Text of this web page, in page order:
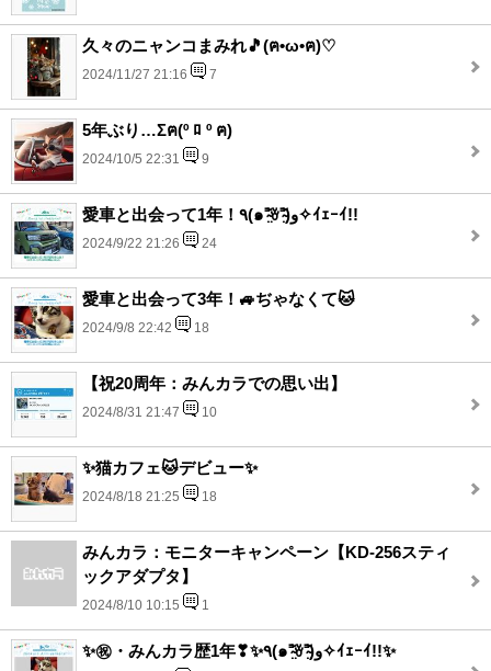
久々のニャンコまみれ🎵(ฅ•ω•ฅ)♡
2024/11/27 21:16 7
5年ぶり…Σฅ(º ﾛ º ฅ)
2024/10/5 22:31 9
愛車と出会って1年！٩(๑⁼̴̤̆ꈊ⁼̴̤̆)و✧ｲｪｰｲ!!
2024/9/22 21:26 24
愛車と出会って3年！🚙ぢゃなくて🐱
2024/9/8 22:42 18
【祝20周年：みんカラでの思い出】
2024/8/31 21:47 10
✨猫カフェ🐱デビュー✨
2024/8/18 21:25 18
みんカラ：モニターキャンペーン【KD-256スティ
ックアダプタ】
2024/8/10 10:15 1
✨㊗️・みんカラ歴1年❣✨٩(๑⁼̴̤̆ꈊ⁼̴̤̆)و✧ｲｪｰｲ!!✨